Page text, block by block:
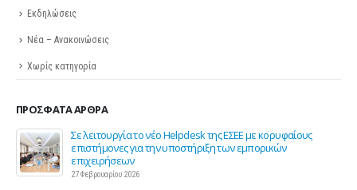
Εκδηλώσεις
Νέα – Ανακοινώσεις
Χωρίς κατηγορία
ΠΡΌΣΦΑΤΑ ΆΡΘΡΑ
Σε λειτουργία το νέο Helpdesk της ΕΣΕΕ με κορυφαίους
επιστήμονες για την υποστήριξη των εμπορικών
επιχειρήσεων
27 Φεβρουαρίου 2026